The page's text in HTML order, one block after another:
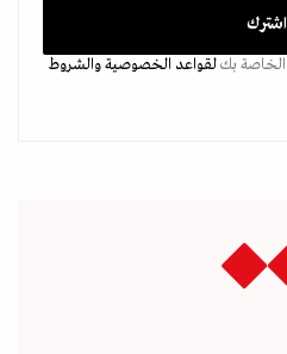
الخاصة بكلقواعد الخصوصيةوالشروط